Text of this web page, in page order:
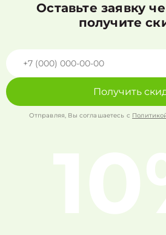
Оставьте заявку
получите
Получить
Отправляя, Вы соглашаетесь с